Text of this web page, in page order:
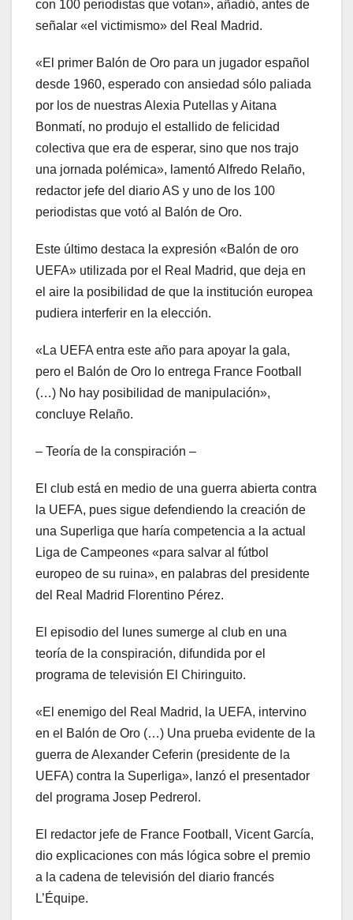
con 100 periodistas que votan», añadió, antes de
señalar «el victimismo» del Real Madrid.
«El primer Balón de Oro para un jugador español
desde 1960, esperado con ansiedad sólo paliada
por los de nuestras Alexia Putellas y Aitana
Bonmatí, no produjo el estallido de felicidad
colectiva que era de esperar, sino que nos trajo
una jornada polémica», lamentó Alfredo Relaño,
redactor jefe del diario AS y uno de los 100
periodistas que votó al Balón de Oro.
Este último destaca la expresión «Balón de oro
UEFA» utilizada por el Real Madrid, que deja en
el aire la posibilidad de que la institución europea
pudiera interferir en la elección.
«La UEFA entra este año para apoyar la gala,
pero el Balón de Oro lo entrega France Football
(…) No hay posibilidad de manipulación»,
concluye Relaño.
– Teoría de la conspiración –
El club está en medio de una guerra abierta contra
la UEFA, pues sigue defendiendo la creación de
una Superliga que haría competencia a la actual
Liga de Campeones «para salvar al fútbol
europeo de su ruina», en palabras del presidente
del Real Madrid Florentino Pérez.
El episodio del lunes sumerge al club en una
teoría de la conspiración, difundida por el
programa de televisión El Chiringuito.
«El enemigo del Real Madrid, la UEFA, intervino
en el Balón de Oro (…) Una prueba evidente de la
guerra de Alexander Ceferin (presidente de la
UEFA) contra la Superliga», lanzó el presentador
del programa Josep Pedrerol.
El redactor jefe de France Football, Vicent García,
dio explicaciones con más lógica sobre el premio
a la cadena de televisión del diario francés
L’Équipe.